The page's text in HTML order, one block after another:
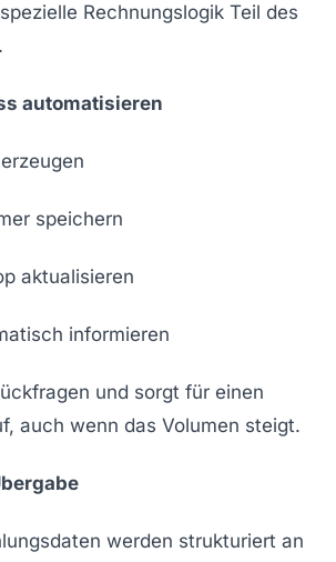
Rechnungslogik Teil des
automatisieren
speichern
aktualisieren
informieren
und sorgt für einen
auch wenn das Volumen steigt.
werden strukturiert an